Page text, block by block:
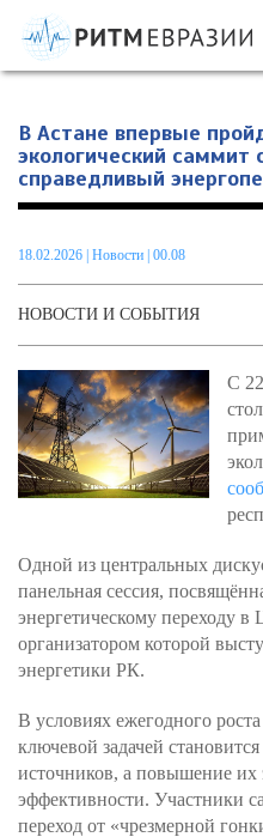
Информационно-аналитическое
проблемам интеграции на
В Астане впервые
экологический саммит
справедливый
18.02.2026 Новости | 00.08
НОВОСТИ И СОБЫТИЯ
С
Одной из центральных
панельная сессия,
энергетическому переходу
организатором которой
энергетики РК.
В условиях ежегодного
ключевой задачей
источников, а повышение их
эффективности. Участники
переход от «чрезмерной